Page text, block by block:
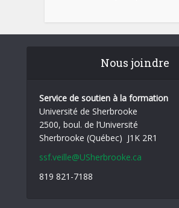
Nous joindre
Service de soutien à la formation
Université de Sherbrooke
2500, boul. de l’Université
Sherbrooke (Québec) J1K 2R1
ssf.veille@USherbrooke.ca
819 821-7188